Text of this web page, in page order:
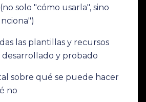
solo "cómo usarla", sino
las plantillas y recursos
y probado
sobre qué se puede hacer
no